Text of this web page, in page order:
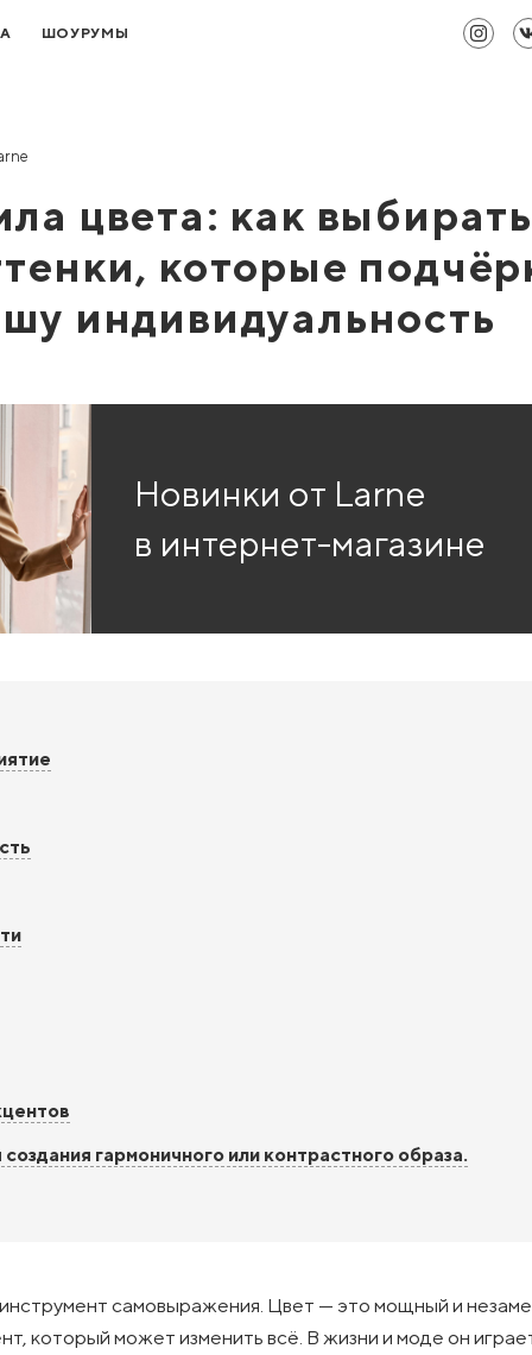
ШОУРУМЫ
цвета: как выбирать
которые
индивидуальность
Новинки от Larne
в интернет-магазине
гармоничного или контрастного образа.
самовыражения. Цвет — это мощный и
который может изменить всё. В жизни и моде он